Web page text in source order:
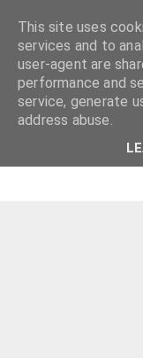
This site uses
services and to
user-agent are
performance and
service, generate
address abuse.